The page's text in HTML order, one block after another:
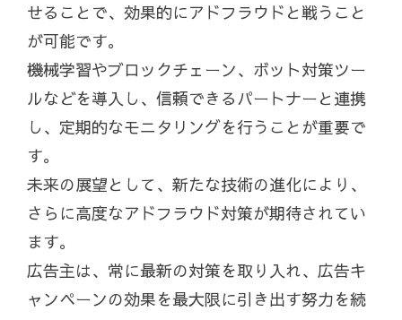
せることで、効果的にアドフラウドと戦うこと
が可能です。
機械学習やブロックチェーン、ボット対策ツー
ルなどを導入し、信頼できるパートナーと連携
し、定期的なモニタリングを行うことが重要で
す。
未来の展望として、新たな技術の進化により、
さらに高度なアドフラウド対策が期待されてい
ます。
広告主は、常に最新の対策を取り入れ、広告キ
ャンペーンの効果を最大限に引き出す努力を続